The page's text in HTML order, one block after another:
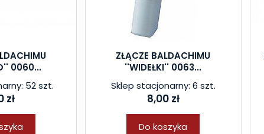
0060...
52 szt.
zł
ZŁĄCZE BALDACHIMU
''WIDEŁKI'' 0063...
Sklep stacjonarny: 6 szt.
8,00 zł
Do koszyka